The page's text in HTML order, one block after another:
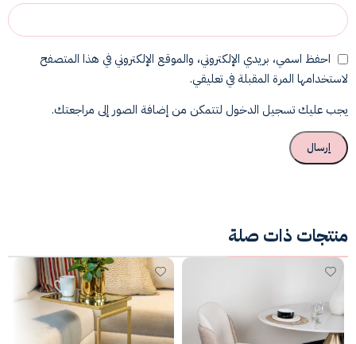
احفظ اسمي، بريدي الإلكتروني، والموقع الإلكتروني في هذا المتصفح
لاستخدامها المرة المقبلة في تعليقي.
يجب عليك تسجيل الدخول لتتمكن من إضافة الصور إلى مراجعتك.
منتجات ذات صلة